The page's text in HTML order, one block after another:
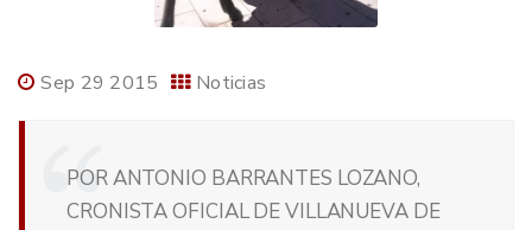
Sep 29 2015 Noticias
POR ANTONIO BARRANTES LOZANO,
CRONISTA OFICIAL DE VILLANUEVA DE